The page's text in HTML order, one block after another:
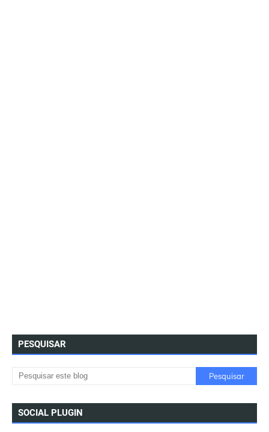
PESQUISAR
SOCIAL PLUGIN